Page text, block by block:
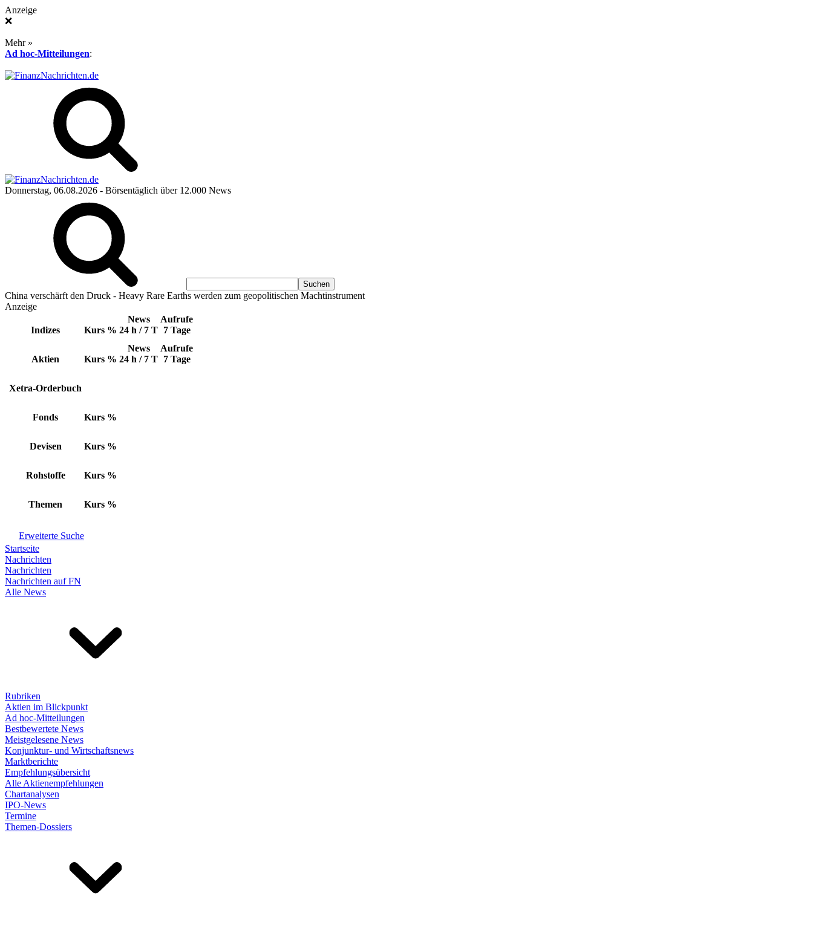
Anzeige
❌
Mehr »
Ad hoc-Mitteilungen:
Donnerstag, 06.08.2026 - Börsentäglich über 12.000 News
China verschärft den Druck - Heavy Rare Earths werden zum geopolitischen Machtinstrument
Anzeige
Indizes Kurs %
News
24 h / 7 T
Aufrufe
7 Tage
Aktien Kurs %
News
24 h / 7 T
Aufrufe
7 Tage
Xetra-Orderbuch
Fonds Kurs %
Devisen Kurs %
Rohstoffe Kurs %
Themen Kurs %
Erweiterte Suche
Startseite
Nachrichten
Nachrichten
Nachrichten auf FN
Alle News
Rubriken
Aktien im Blickpunkt
Ad hoc-Mitteilungen
Bestbewertete News
Meistgelesene News
Konjunktur- und Wirtschaftsnews
Marktberichte
Empfehlungsübersicht
Alle Aktienempfehlungen
Chartanalysen
IPO-News
Termine
Themen-Dossiers